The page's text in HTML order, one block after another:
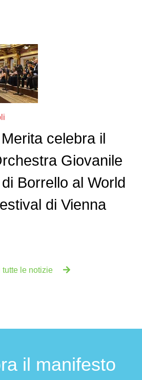
celebra il
Giovanile
Borrello al World
di Vienna
tutte le notizie
il manifesto